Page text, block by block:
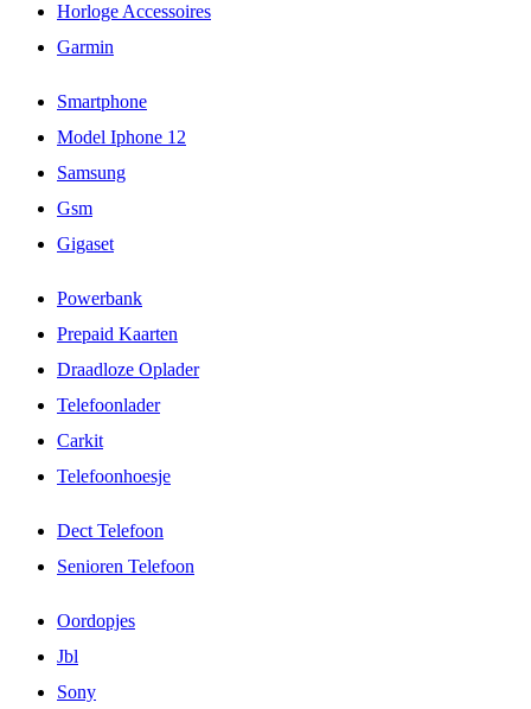
Horloge Accessoires
Garmin
Smartphone
Model Iphone 12
Samsung
Gsm
Gigaset
Powerbank
Prepaid Kaarten
Draadloze Oplader
Telefoonlader
Carkit
Telefoonhoesje
Dect Telefoon
Senioren Telefoon
Oordopjes
Jbl
Sony